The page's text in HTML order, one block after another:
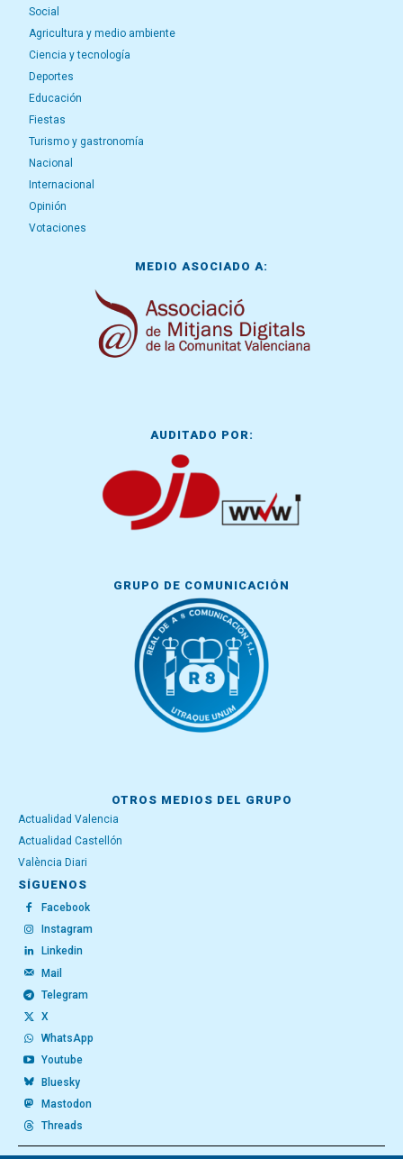
Social
Agricultura y medio ambiente
Ciencia y tecnología
Deportes
Educación
Fiestas
Turismo y gastronomía
Nacional
Internacional
Opinión
Votaciones
MEDIO ASOCIADO A:
AUDITADO POR:
GRUPO DE COMUNICACIÓN
OTROS MEDIOS DEL GRUPO
Actualidad Valencia
Actualidad Castellón
València Diari
SÍGUENOS
Facebook
Instagram
Linkedin
Mail
Telegram
X
WhatsApp
Youtube
Bluesky
Mastodon
Threads